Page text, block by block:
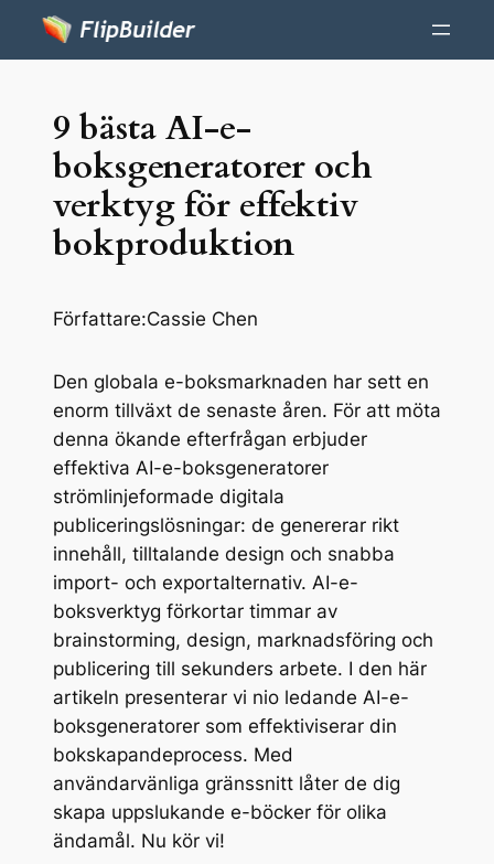
9 bästa AI-e-
boksgeneratorer och
verktyg för effektiv
bokproduktion
Författare:Cassie Chen
Den globala e-boksmarknaden har sett en
enorm tillväxt de senaste åren. För att möta
denna ökande efterfrågan erbjuder
effektiva AI-e-boksgeneratorer
strömlinjeformade digitala
publiceringslösningar: de genererar rikt
innehåll, tilltalande design och snabba
import- och exportalternativ. AI-e-
boksverktyg förkortar timmar av
brainstorming, design, marknadsföring och
publicering till sekunders arbete. I den här
artikeln presenterar vi nio ledande AI-e-
boksgeneratorer som effektiviserar din
bokskapandeprocess. Med
användarvänliga gränssnitt låter de dig
skapa uppslukande e-böcker för olika
ändamål. Nu kör vi!